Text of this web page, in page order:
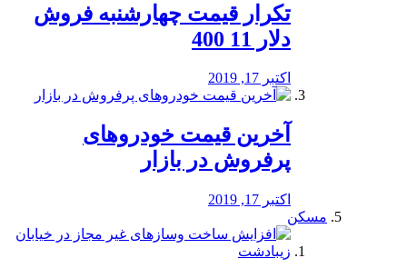
تکرار قیمت چهارشنبه فروش
دلار 11 400
اکتبر 17, 2019
آخرین قیمت خودرو‌های
پرفروش در بازار
اکتبر 17, 2019
مسکن